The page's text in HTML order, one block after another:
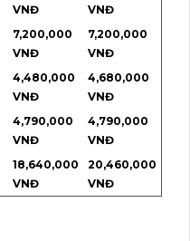
VNĐ
VNĐ
7,200,000
VNĐ
7,200,000
VNĐ
4,480,000
VNĐ
4,680,000
VNĐ
4,790,000
VNĐ
4,790,000
VNĐ
18,640,000
VNĐ
20,460,000
VNĐ